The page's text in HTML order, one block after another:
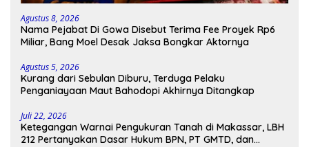
Agustus 8, 2026
Nama Pejabat Di Gowa Disebut Terima Fee Proyek Rp6
Miliar, Bang Moel Desak Jaksa Bongkar Aktornya
Agustus 5, 2026
Kurang dari Sebulan Diburu, Terduga Pelaku
Penganiayaan Maut Bahodopi Akhirnya Ditangkap
Juli 22, 2026
Ketegangan Warnai Pengukuran Tanah di Makassar, LBH
212 Pertanyakan Dasar Hukum BPN, PT GMTD, dan